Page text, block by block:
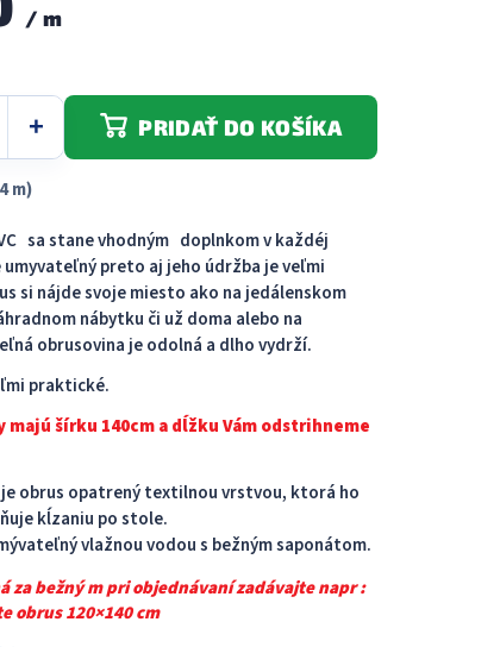
/ m
m)
PRIDAŤ DO KOŠÍKA
sa stane vhodným doplnkom v každéj
umyvateľný preto aj jeho údržba je veľmi
​​si nájde svoje miesto ako na jedálenskom
nábytku či už doma alebo na
obrusovina je odolná a dlho vydrží.
praktické.
majú šírku 140cm a dĺžku Vám odstrihneme
obrus opatrený textilnou vrstvou, ktorá ho
kĺzaniu po stole.
vlažnou vodou s bežným saponátom.
za bežný m pri objednávaní zadávajte napr :
obrus 120×140 cm